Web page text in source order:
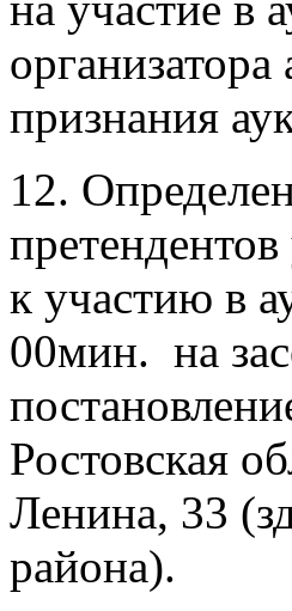
признания
12.
к участию в
00мин. на
Ростовская
Ленина, 33
района).